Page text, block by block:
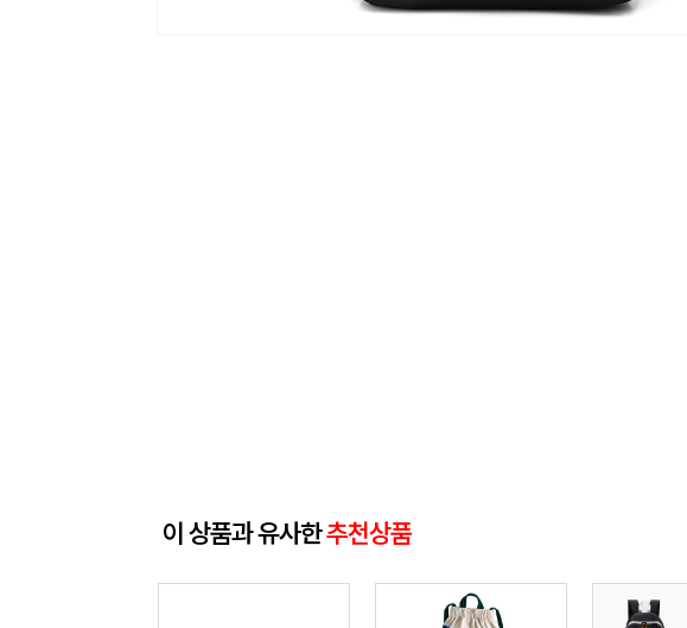
이 상품과 유사한추천상품